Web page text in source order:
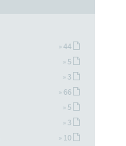
» 44
» 5
» 3
» 66
» 5
» 3
» 10